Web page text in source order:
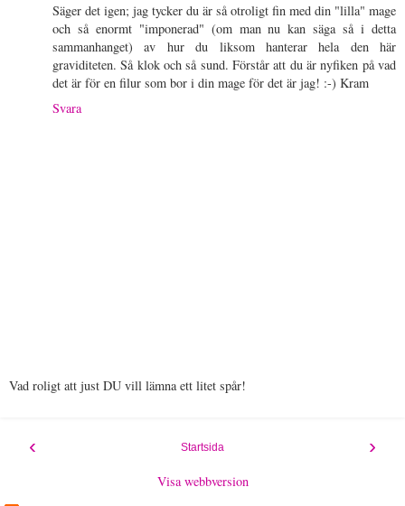
Säger det igen; jag tycker du är så otroligt fin med din "lilla" mage
och så enormt "imponerad" (om man nu kan säga så i detta
sammanhanget) av hur du liksom hanterar hela den här
graviditeten. Så klok och så sund. Förstår att du är nyfiken på vad
det är för en filur som bor i din mage för det är jag! :-) Kram
Svara
Vad roligt att just DU vill lämna ett litet spår!
‹ ›
Startsida
Visa webbversion